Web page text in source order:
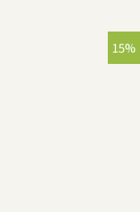
15%